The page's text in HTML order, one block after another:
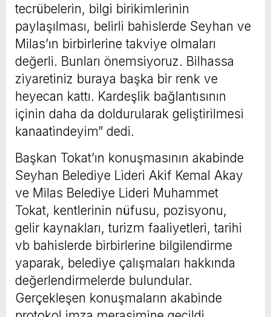
tecrübelerin, bilgi birikimlerinin
paylaşılması, belirli bahislerde Seyhan ve
Milas’ın birbirlerine takviye olmaları
değerli. Bunları önemsiyoruz. Bilhassa
ziyaretiniz buraya başka bir renk ve
heyecan kattı. Kardeşlik bağlantısının
içinin daha da doldurularak geliştirilmesi
kanaatindeyim” dedi.
Başkan Tokat’ın konuşmasının akabinde
Seyhan Belediye Lideri Akif Kemal Akay
ve Milas Belediye Lideri Muhammet
Tokat, kentlerinin nüfusu, pozisyonu,
gelir kaynakları, turizm faaliyetleri, tarihi
vb bahislerde birbirlerine bilgilendirme
yaparak, belediye çalışmaları hakkında
değerlendirmelerde bulundular.
Gerçekleşen konuşmaların akabinde